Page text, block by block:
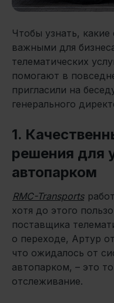
Чтобы узнать,
важными для
телематических
помогают в
пригласили на
генерального
1.
решения для
автопарком
RMC-Transports
хотя до этого
поставщика
о переходе, Артур
что ожидалось от
автопарком, – это
отслеживание.